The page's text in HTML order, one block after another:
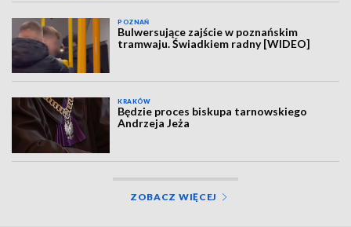
POZNAŃ
Bulwersujące zajście w poznańskim
tramwaju. Świadkiem radny [WIDEO]
KRAKÓW
Będzie proces biskupa tarnowskiego
Andrzeja Jeża
ZOBACZ WIĘCEJ